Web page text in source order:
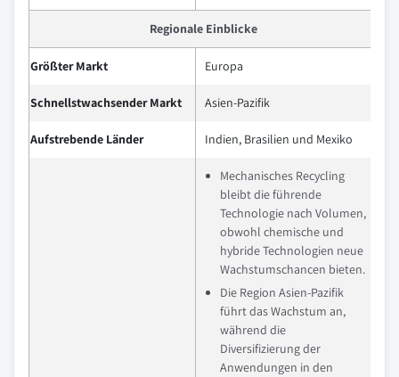
Regionale Einblicke
Größter Markt Europa
Schnellstwachsender Markt Asien-Pazifik
Aufstrebende Länder Indien, Brasilien und Mexiko
Mechanisches Recycling
bleibt die führende
Technologie nach Volumen,
obwohl chemische und
hybride Technologien neue
Wachstumschancen bieten.
Die Region Asien-Pazifik
führt das Wachstum an,
während die
Diversifizierung der
Anwendungen in den